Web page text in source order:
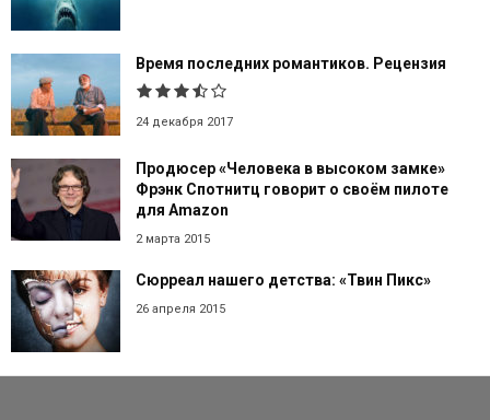
Время последних романтиков. Рецензия
24 декабря 2017
Продюсер «Человека в высоком замке»
Фрэнк Спотнитц говорит о своём пилоте
для Amazon
2 марта 2015
Сюрреал нашего детства: «Твин Пикс»
26 апреля 2015